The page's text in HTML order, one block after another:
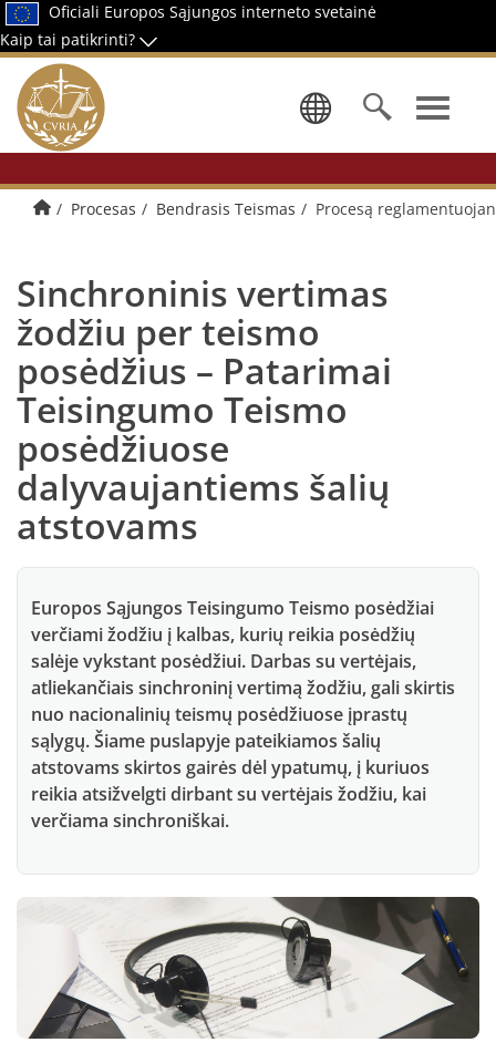
Oficiali Europos Sąjungos interneto svetainė
Kaip tai patikrinti?
Pasirinkti
Pradžios puslapis
Procesas Bendrasis Teismas Procesą
Sinchroninis vertimas
žodžiu per teismo
posėdžius – Patarimai
Teisingumo Teismo
posėdžiuose
dalyvaujantiems šalių
atstovams
Europos Sąjungos Teisingumo Teismo posėdžiai
verčiami žodžiu į kalbas, kurių reikia posėdžių
salėje vykstant posėdžiui. Darbas su vertėjais,
atliekančiais sinchroninį vertimą žodžiu, gali skirtis
nuo nacionalinių teismų posėdžiuose įprastų
sąlygų. Šiame puslapyje pateikiamos šalių
atstovams skirtos gairės dėl ypatumų, į kuriuos
reikia atsižvelgti dirbant su vertėjais žodžiu, kai
verčiama sinchroniškai.